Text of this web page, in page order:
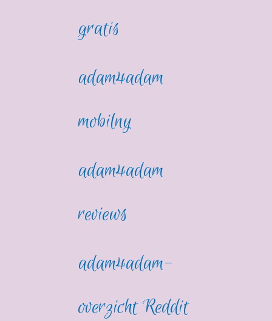
gratis
adam4adam
mobilny
adam4adam
reviews
adam4adam-
overzicht Reddit